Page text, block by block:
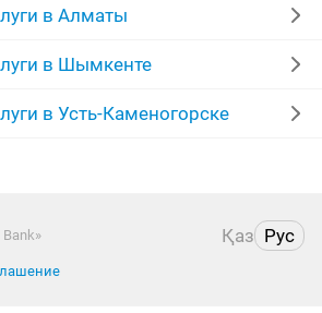
кладка кирпича
бригада каменщик
строительного мусора
в Алматы
в Шымкенте
в Усть-Каменогорске
в Костанае
в Уральске
Қаз Рус